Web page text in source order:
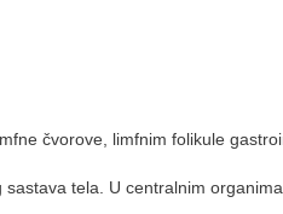
čvorove, limfnim folikule
tela. U centralnim